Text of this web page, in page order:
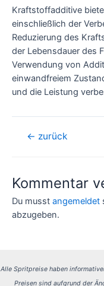
Kraftstoffadditive
einschließlich der
Reduzierung des
der Lebensdauer des
Verwendung von
einwandfreiem
und die Leistung
Beitragsnavigation
← zurück
Kommentar
Du musst angemeldet
abzugeben.
Alle Spritpreise haben
Preisen sind aufgrund der